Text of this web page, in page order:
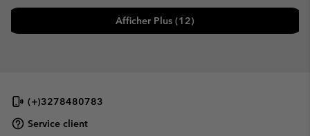
Afficher Plus (12)
(+)3278480783
Service client